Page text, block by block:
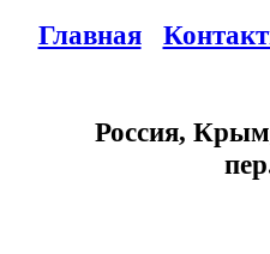
Главная
Россия,